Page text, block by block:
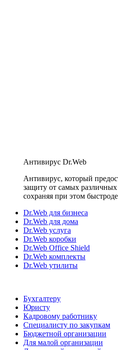
Антивирус Dr.Web
Антивирус, который
защиту от самых
сохраняя при этом
Dr.Web для бизнеса
Dr.Web для дома
Dr.Web услуга
Dr.Web коробки
Dr.Web Office Shield
Dr.Web комплекты
Dr.Web утилиты
Бухгалтеру
Юристу
Кадровому работнику
Специалисту по закупкам
Бюджетной организации
Для малой организации